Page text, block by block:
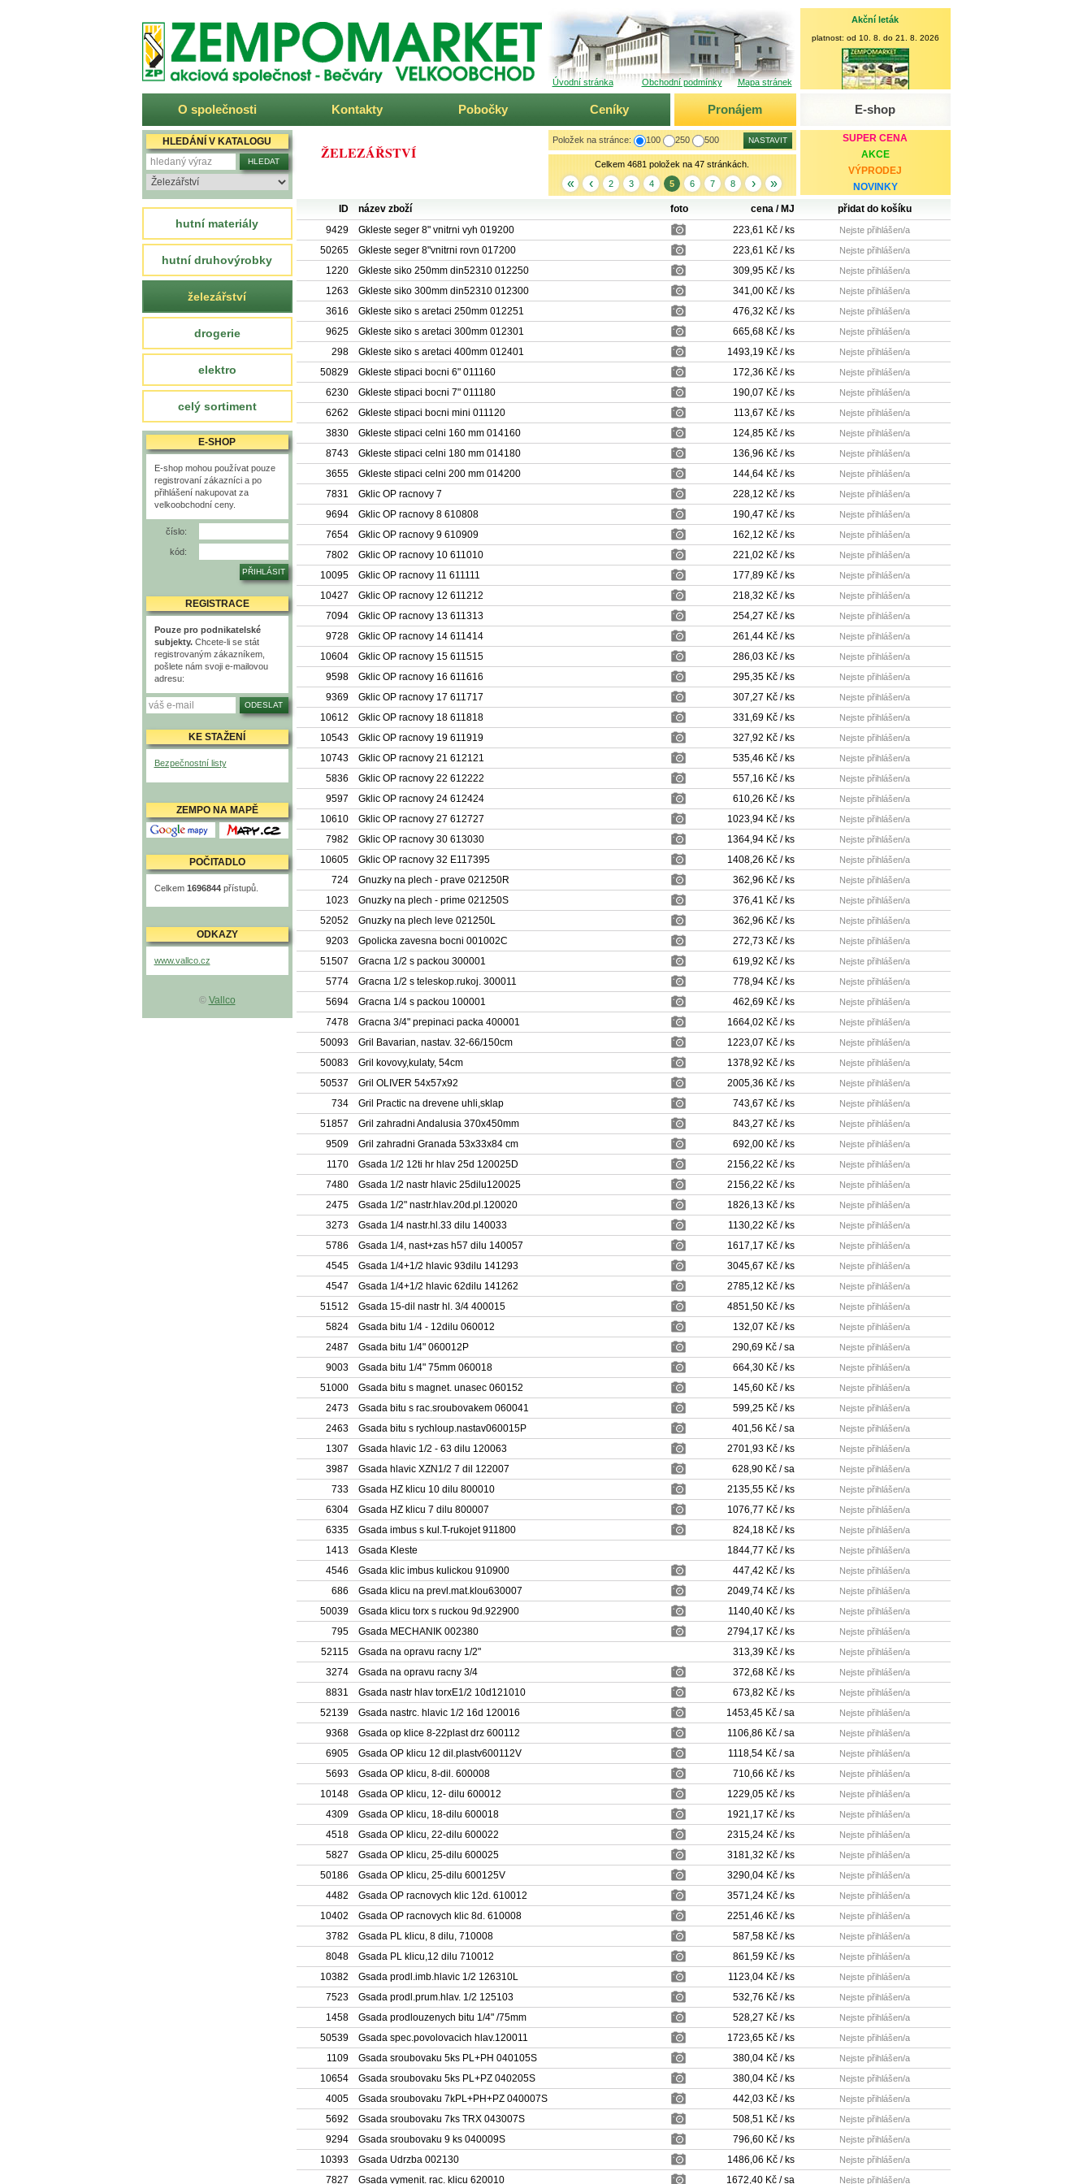
ZEMPOMARKET
Úvodní stránka Obchodní podmínky Mapa stránek
Akční leták
platnost: od 10. 8. do 21. 8. 2026
O společnosti Kontakty Pobočky Ceníky Pronájem E-shop
ŽELEZÁŘSTVÍ
Položek na stránce: 100 250 500
Celkem 4681 položek na 47 stránkách.
« ‹ 2 3 4 5 6 7 8 › »
SUPER CENA
AKCE
VÝPRODEJ
NOVINKY
ID
název zboží foto cena / MJ
přidat do košíku
9429
Gkleste seger 8" vnitrni vyh 019200 223,61 Kč / ks Nejste přihlášen/a
50265 Gkleste seger 8"vnitrni rovn 017200 223,61 Kč / ks Nejste přihlášen/a
1220 Gkleste siko 250mm din52310 012250 309,95 Kč / ks Nejste přihlášen/a
1263 Gkleste siko 300mm din52310 012300 341,00 Kč / ks Nejste přihlášen/a
3616 Gkleste siko s aretaci 250mm 012251 476,32 Kč / ks Nejste přihlášen/a
9625 Gkleste siko s aretaci 300mm 012301 665,68 Kč / ks Nejste přihlášen/a
298 Gkleste siko s aretaci 400mm 012401 1493,19 Kč / ks Nejste přihlášen/a
50829 Gkleste stipaci bocni 6" 011160 172,36 Kč / ks Nejste přihlášen/a
6230 Gkleste stipaci bocni 7" 011180 190,07 Kč / ks Nejste přihlášen/a
6262 Gkleste stipaci bocni mini 011120 113,67 Kč / ks Nejste přihlášen/a
3830 Gkleste stipaci celni 160 mm 014160 124,85 Kč / ks Nejste přihlášen/a
8743 Gkleste stipaci celni 180 mm 014180 136,96 Kč / ks Nejste přihlášen/a
3655 Gkleste stipaci celni 200 mm 014200 144,64 Kč / ks Nejste přihlášen/a
7831 Gklic OP racnovy 7 228,12 Kč / ks Nejste přihlášen/a
9694 Gklic OP racnovy 8 610808 190,47 Kč / ks Nejste přihlášen/a
7654 Gklic OP racnovy 9 610909 162,12 Kč / ks Nejste přihlášen/a
7802 Gklic OP racnovy 10 611010 221,02 Kč / ks Nejste přihlášen/a
10095 Gklic OP racnovy 11 611111 177,89 Kč / ks Nejste přihlášen/a
10427 Gklic OP racnovy 12 611212 218,32 Kč / ks Nejste přihlášen/a
7094 Gklic OP racnovy 13 611313 254,27 Kč / ks Nejste přihlášen/a
9728 Gklic OP racnovy 14 611414 261,44 Kč / ks Nejste přihlášen/a
10604 Gklic OP racnovy 15 611515 286,03 Kč / ks Nejste přihlášen/a
9598 Gklic OP racnovy 16 611616 295,35 Kč / ks Nejste přihlášen/a
9369 Gklic OP racnovy 17 611717 307,27 Kč / ks Nejste přihlášen/a
10612 Gklic OP racnovy 18 611818 331,69 Kč / ks Nejste přihlášen/a
10543 Gklic OP racnovy 19 611919 327,92 Kč / ks Nejste přihlášen/a
10743 Gklic OP racnovy 21 612121 535,46 Kč / ks Nejste přihlášen/a
5836 Gklic OP racnovy 22 612222 557,16 Kč / ks Nejste přihlášen/a
9597 Gklic OP racnovy 24 612424 610,26 Kč / ks Nejste přihlášen/a
10610 Gklic OP racnovy 27 612727 1023,94 Kč / ks Nejste přihlášen/a
7982 Gklic OP racnovy 30 613030 1364,94 Kč / ks Nejste přihlášen/a
10605 Gklic OP racnovy 32 E117395 1408,26 Kč / ks Nejste přihlášen/a
724 Gnuzky na plech - prave 021250R 362,96 Kč / ks Nejste přihlášen/a
1023 Gnuzky na plech - prime 021250S 376,41 Kč / ks Nejste přihlášen/a
52052 Gnuzky na plech leve 021250L 362,96 Kč / ks Nejste přihlášen/a
9203 Gpolicka zavesna bocni 001002C 272,73 Kč / ks Nejste přihlášen/a
51507 Gracna 1/2 s packou 300001 619,92 Kč / ks Nejste přihlášen/a
5774 Gracna 1/2 s teleskop.rukoj. 300011 778,94 Kč / ks Nejste přihlášen/a
5694 Gracna 1/4 s packou 100001 462,69 Kč / ks Nejste přihlášen/a
7478 Gracna 3/4" prepinaci packa 400001 1664,02 Kč / ks Nejste přihlášen/a
50093 Gril Bavarian, nastav. 32-66/150cm 1223,07 Kč / ks Nejste přihlášen/a
50083 Gril kovovy,kulaty, 54cm 1378,92 Kč / ks Nejste přihlášen/a
50537 Gril OLIVER 54x57x92 2005,36 Kč / ks Nejste přihlášen/a
734 Gril Practic na drevene uhli,sklap 743,67 Kč / ks Nejste přihlášen/a
51857 Gril zahradni Andalusia 370x450mm 843,27 Kč / ks Nejste přihlášen/a
9509 Gril zahradni Granada 53x33x84 cm 692,00 Kč / ks Nejste přihlášen/a
1170 Gsada 1/2 12ti hr hlav 25d 120025D 2156,22 Kč / ks Nejste přihlášen/a
7480 Gsada 1/2 nastr hlavic 25dilu120025 2156,22 Kč / ks Nejste přihlášen/a
2475 Gsada 1/2" nastr.hlav.20d.pl.120020 1826,13 Kč / ks Nejste přihlášen/a
3273 Gsada 1/4 nastr.hl.33 dilu 140033 1130,22 Kč / ks Nejste přihlášen/a
5786 Gsada 1/4, nast+zas h57 dilu 140057 1617,17 Kč / ks Nejste přihlášen/a
4545 Gsada 1/4+1/2 hlavic 93dilu 141293 3045,67 Kč / ks Nejste přihlášen/a
4547 Gsada 1/4+1/2 hlavic 62dilu 141262 2785,12 Kč / ks Nejste přihlášen/a
51512 Gsada 15-dil nastr hl. 3/4 400015 4851,50 Kč / ks Nejste přihlášen/a
5824 Gsada bitu 1/4 - 12dilu 060012 132,07 Kč / ks Nejste přihlášen/a
2487 Gsada bitu 1/4" 060012P 290,69 Kč / sa Nejste přihlášen/a
9003 Gsada bitu 1/4" 75mm 060018 664,30 Kč / ks Nejste přihlášen/a
51000 Gsada bitu s magnet. unasec 060152 145,60 Kč / ks Nejste přihlášen/a
2473 Gsada bitu s rac.sroubovakem 060041 599,25 Kč / ks Nejste přihlášen/a
2463 Gsada bitu s rychloup.nastav060015P 401,56 Kč / sa Nejste přihlášen/a
1307 Gsada hlavic 1/2 - 63 dilu 120063 2701,93 Kč / ks Nejste přihlášen/a
3987 Gsada hlavic XZN1/2 7 dil 122007 628,90 Kč / sa Nejste přihlášen/a
733 Gsada HZ klicu 10 dilu 800010 2135,55 Kč / ks Nejste přihlášen/a
6304 Gsada HZ klicu 7 dilu 800007 1076,77 Kč / ks Nejste přihlášen/a
6335 Gsada imbus s kul.T-rukojet 911800 824,18 Kč / ks Nejste přihlášen/a
1413 Gsada Kleste 1844,77 Kč / ks Nejste přihlášen/a
4546 Gsada klic imbus kulickou 910900 447,42 Kč / ks Nejste přihlášen/a
686 Gsada klicu na prevl.mat.klou630007 2049,74 Kč / ks Nejste přihlášen/a
50039 Gsada klicu torx s ruckou 9d.922900 1140,40 Kč / ks Nejste přihlášen/a
795 Gsada MECHANIK 002380 2794,17 Kč / ks Nejste přihlášen/a
52115 Gsada na opravu racny 1/2" 313,39 Kč / ks Nejste přihlášen/a
3274 Gsada na opravu racny 3/4 372,68 Kč / ks Nejste přihlášen/a
8831 Gsada nastr hlav torxE1/2 10d121010 673,82 Kč / ks Nejste přihlášen/a
52139 Gsada nastrc. hlavic 1/2 16d 120016 1453,45 Kč / sa Nejste přihlášen/a
9368 Gsada op klice 8-22plast drz 600112 1106,86 Kč / sa Nejste přihlášen/a
6905 Gsada OP klicu 12 dil.plastv600112V 1118,54 Kč / sa Nejste přihlášen/a
5693 Gsada OP klicu, 8-dil. 600008 710,66 Kč / ks Nejste přihlášen/a
10148 Gsada OP klicu, 12- dilu 600012 1229,05 Kč / ks Nejste přihlášen/a
4309 Gsada OP klicu, 18-dilu 600018 1921,17 Kč / ks Nejste přihlášen/a
4518 Gsada OP klicu, 22-dilu 600022 2315,24 Kč / ks Nejste přihlášen/a
5827 Gsada OP klicu, 25-dilu 600025 3181,32 Kč / ks Nejste přihlášen/a
50186 Gsada OP klicu, 25-dilu 600125V 3290,04 Kč / ks Nejste přihlášen/a
4482 Gsada OP racnovych klic 12d. 610012 3571,24 Kč / ks Nejste přihlášen/a
10402 Gsada OP racnovych klic 8d. 610008 2251,46 Kč / ks Nejste přihlášen/a
3782 Gsada PL klicu, 8 dilu, 710008 587,58 Kč / ks Nejste přihlášen/a
8048 Gsada PL klicu,12 dilu 710012 861,59 Kč / ks Nejste přihlášen/a
10382 Gsada prodl.imb.hlavic 1/2 126310L 1123,04 Kč / ks Nejste přihlášen/a
7523 Gsada prodl.prum.hlav. 1/2 125103 532,76 Kč / ks Nejste přihlášen/a
1458 Gsada prodlouzenych bitu 1/4" /75mm 528,27 Kč / ks Nejste přihlášen/a
50539 Gsada spec.povolovacich hlav.120011 1723,65 Kč / ks Nejste přihlášen/a
1109 Gsada sroubovaku 5ks PL+PH 040105S 380,04 Kč / ks Nejste přihlášen/a
10654 Gsada sroubovaku 5ks PL+PZ 040205S 380,04 Kč / ks Nejste přihlášen/a
4005 Gsada sroubovaku 7kPL+PH+PZ 040007S 442,03 Kč / ks Nejste přihlášen/a
5692 Gsada sroubovaku 7ks TRX 043007S 508,51 Kč / ks Nejste přihlášen/a
9294 Gsada sroubovaku 9 ks 040009S 796,60 Kč / ks Nejste přihlášen/a
10393 Gsada Udrzba 002130 1486,06 Kč / ks Nejste přihlášen/a
7827 Gsada vymenit. rac. klicu 620010 1672,40 Kč / sa Nejste přihlášen/a
HLEDÁNÍ V KATALOGU
hutní materiály
hutní druhovýrobky
železářství
drogerie
elektro
celý sortiment
E-SHOP
E-shop mohou používat pouze
registrovaní zákazníci a po
přihlášení nakupovat za
velkoobchodní ceny.
číslo:
kód:
REGISTRACE
Pouze pro podnikatelské
subjekty.Chcete-li se stát
registrovaným zákazníkem,
pošlete nám svoji e-mailovou
adresu:
KE STAŽENÍ
Bezpečnostní listy
ZEMPO NA MAPĚ
Mapy Google Mapy.cz
POČITADLO
Celkem 1696844přístupů.
ODKAZY
www.vallco.cz
© Vallco